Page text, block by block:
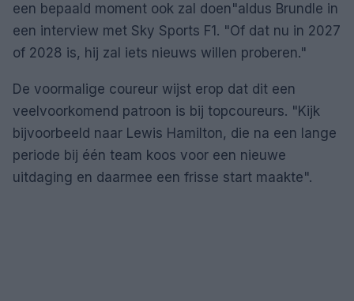
een bepaald moment ook zal doen aldus Brundle in
een interview met Sky Sports F1.
Of dat nu in 2027
of 2028 is, hij zal iets nieuws willen proberen.
De voormalige coureur wijst erop dat dit een
veelvoorkomend patroon is bij topcoureurs.
Kijk
bijvoorbeeld naar Lewis Hamilton, die na een lange
periode bij één team koos voor een nieuwe
uitdaging en daarmee een frisse start maakte .